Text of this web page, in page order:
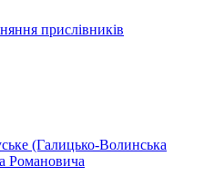
прислівників
(Галицько-Волинська
Романовича